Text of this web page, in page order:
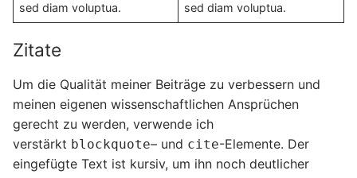
sed diam voluptua.
sed diam voluptua.
Zitate
Um die Qualität meiner Beiträge zu verbessern und
meinen eigenen wissenschaftlichen Ansprüchen
gerecht zu werden, verwende ich
verstärkt blockquote– und cite-Elemente. Der
eingefügte Text ist kursiv, um ihn noch deutlicher